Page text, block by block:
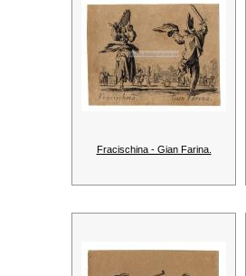
Fracischina - Gian Farina.